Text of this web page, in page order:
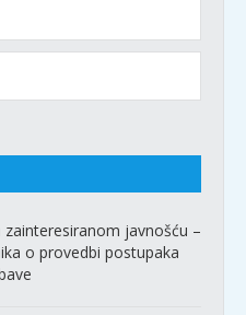
javnošću –
o provedbi postupaka